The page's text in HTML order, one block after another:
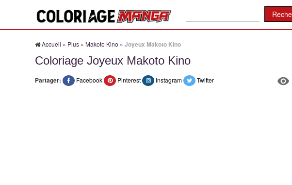
Accueil » Plus » Makoto Kino » Joyeux Makoto Kino
Coloriage Joyeux Makoto Kino
Partager: Facebook Pinterest Instagram Twitter